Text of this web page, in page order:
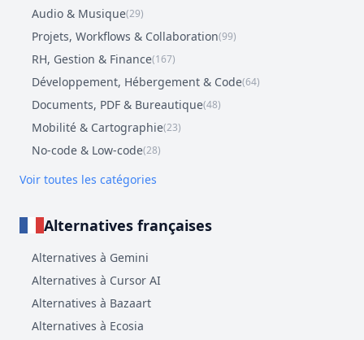
Audio & Musique(29)
Projets, Workflows & Collaboration(99)
RH, Gestion & Finance(167)
Développement, Hébergement & Code(64)
Documents, PDF & Bureautique(48)
Mobilité & Cartographie(23)
No-code & Low-code(28)
Voir toutes les catégories
Alternatives françaises
Alternatives à Gemini
Alternatives à Cursor AI
Alternatives à Bazaart
Alternatives à Ecosia